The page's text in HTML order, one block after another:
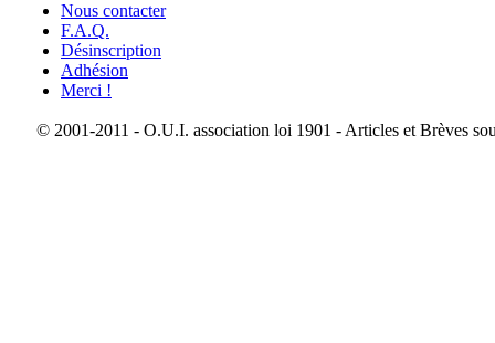
Nous contacter
F.A.Q.
Désinscription
Adhésion
Merci !
© 2001-2011 - O.U.I. association loi 1901 - Articles et Brèves